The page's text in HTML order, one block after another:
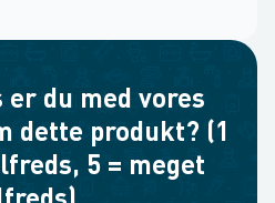
du med vores
dette produkt? (1
5 = meget